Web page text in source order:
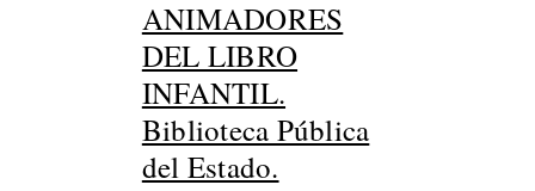
ANIMADORES
DEL LIBRO
INFANTIL.
Biblioteca Pública
del Estado.